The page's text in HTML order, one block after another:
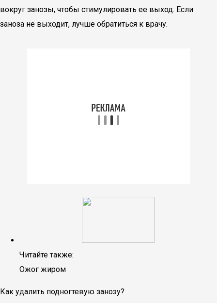
вокруг занозы, чтобы стимулировать ее выход. Если
заноза не выходит, лучше обратиться к врачу.
Читайте также:
Ожог жиром
Как удалить подногтевую занозу?